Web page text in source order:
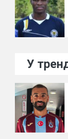
У